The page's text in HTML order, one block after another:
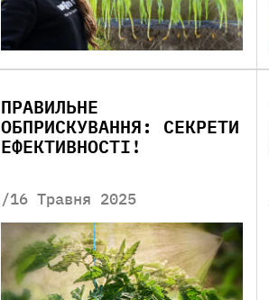
ПРАВИЛЬНЕ
ОБПРИСКУВАННЯ: СЕКРЕТИ
ЕФЕКТИВНОСТІ!
/16 Травня 2025